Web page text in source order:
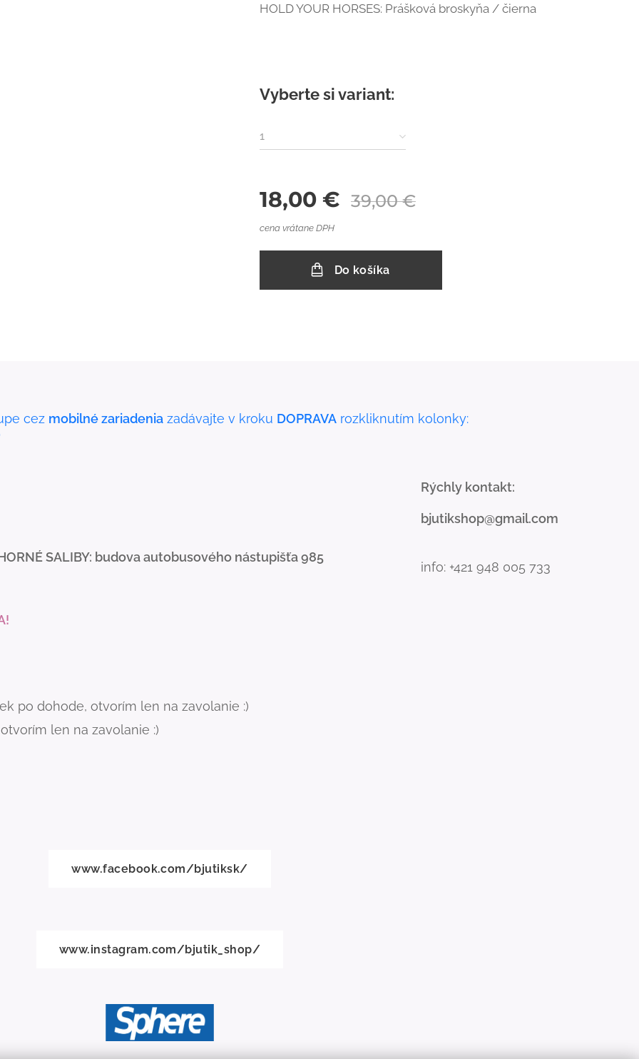
HOLD YOUR HORSES: Prášková broskyňa / čierna
Vyberte si variant:
1
18,00 € 39,00€
cena vrátane DPH
Do košíka
cez mobilné zariadeniazadávajte v kroku DOPRAVArozkliknutím kolonky:
SALIBY: budova autobusového nástupišťa 985
po dohode, otvorím len na zavolanie :)
len na zavolanie :)
Rýchly kontakt:
bjutikshop@gmail.com
info: +421 948 005 733
www.facebook.com/bjutiksk/
www.instagram.com/bjutik_shop/